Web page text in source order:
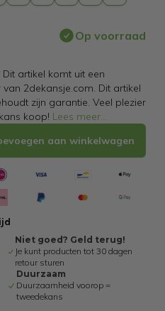
Op voorraad
artikel komt uit een
2dekansje.com. Dit artikel
zijn garantie. Veel plezier
koop! Lees meer...
aan winkelwagen
Niet goed? Geld terug!
Je kunt producten tot 30 dagen
retour sturen
Duurzaam
Duurzaamheid voorop =
tweedekans